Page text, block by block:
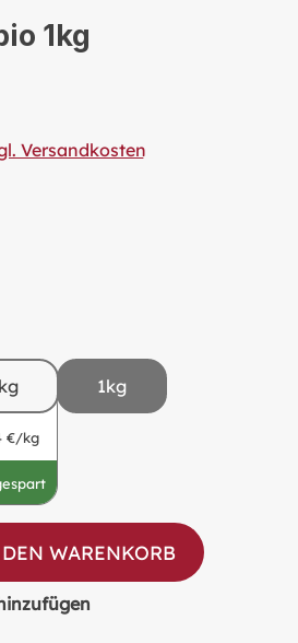
1kg
Versandkosten
€/kg
1kg
Gib den gewünschten
WARENKORB